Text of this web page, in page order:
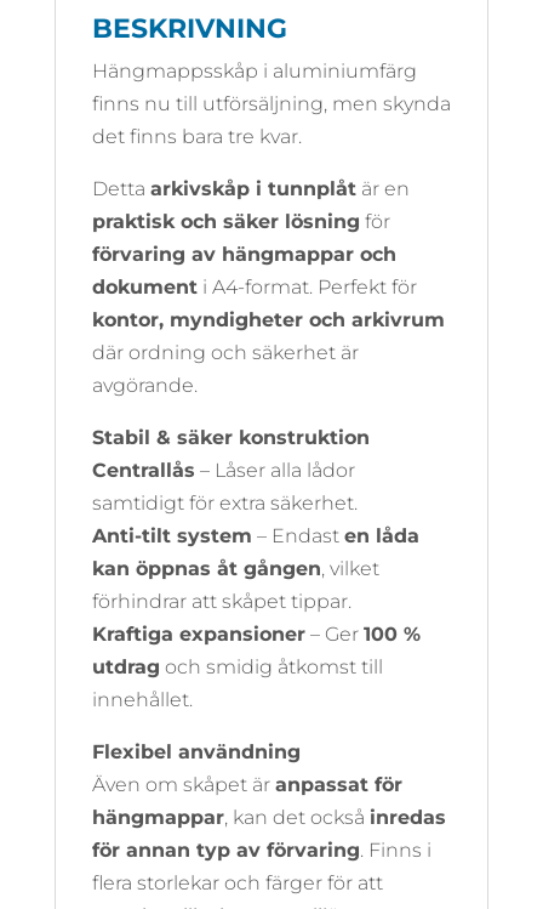
BESKRIVNING
Hängmappsskåp i aluminiumfärg
finns nu till utförsäljning, men skynda
det finns bara tre kvar.
Detta arkivskåp i tunnplåtär en
praktisk och säker lösning för
förvaring av hängmappar och
dokumenti A4-format. Perfekt för
kontor, myndigheter och arkivrum
där ordning och säkerhet är
avgörande.
Stabil & säker konstruktion
Centrallås – Låser alla lådor
samtidigt för extra säkerhet.
Anti-tilt system – Endast en låda
kan öppnas åt gången, vilket
förhindrar att skåpet tippar.
Kraftiga expansioner– Ger 100 %
utdrag och smidig åtkomst till
innehållet.
Flexibel användning
Även om skåpet är anpassat för
hängmappar, kan det också inredas
för annan typ av förvaring. Finns i
flera storlekar och färger för att